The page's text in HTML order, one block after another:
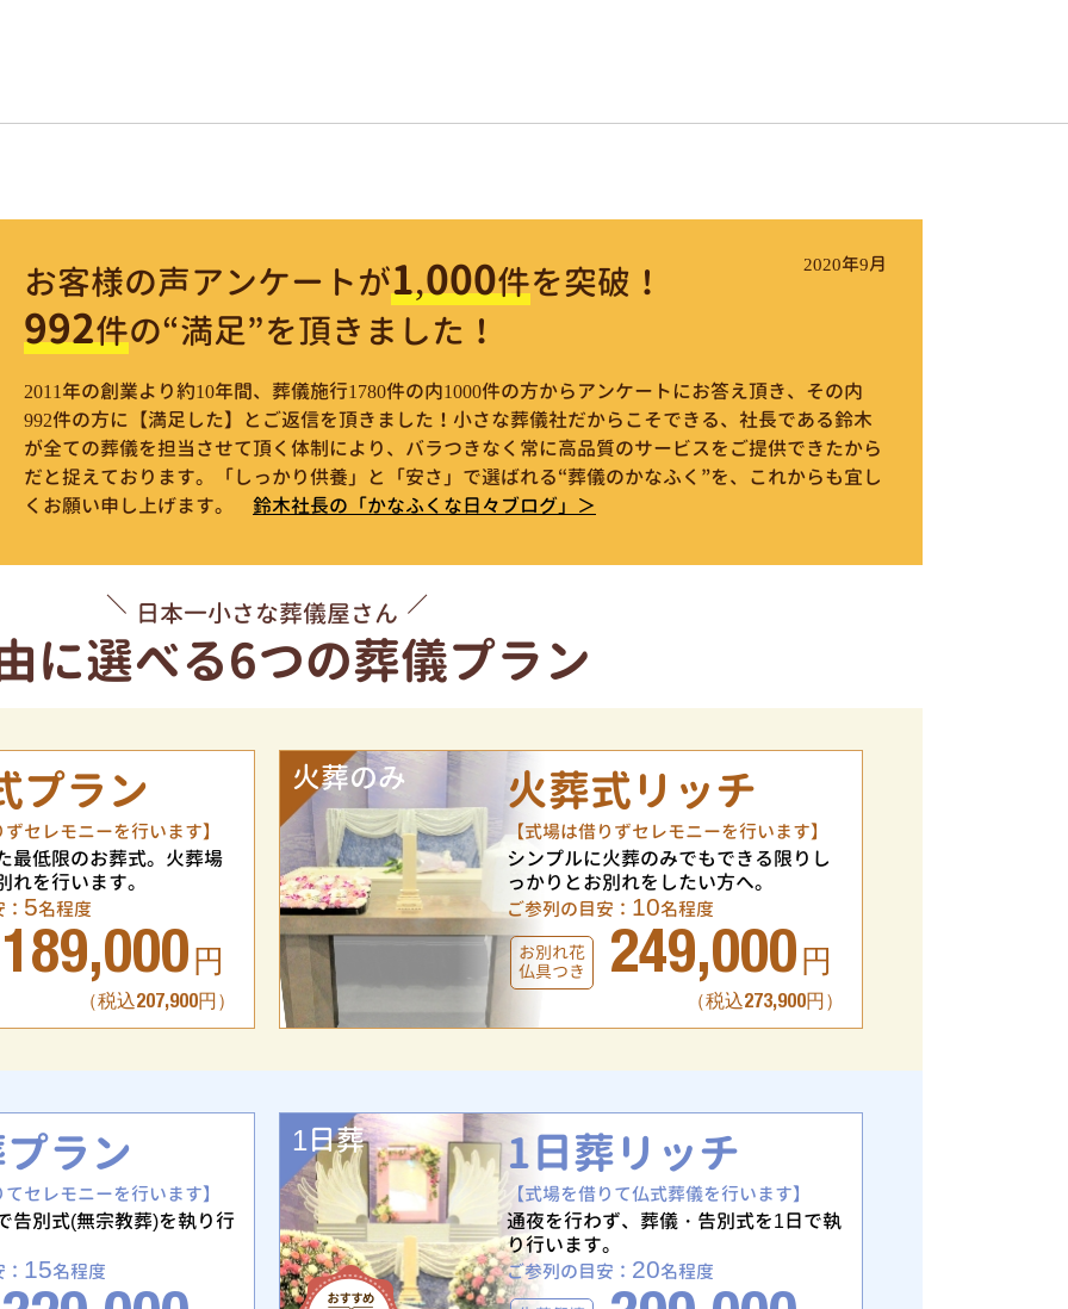
お客様の声アンケートが1,000件を突破！
992件の“満足”を頂きました！
2020年9月
2011年の創業より約10年間、葬儀施行1780件の内1000件の方からアンケートにお答え頂き、その内
992件の方に【満足した】とご返信を頂きました！小さな葬儀社だからこそできる、社長である鈴木
が全ての葬儀を担当させて頂く体制により、バラつきなく常に高品質のサービスをご提供できたから
だと捉えております。「しっかり供養」と「安さ」で選ばれる“葬儀のかなふく”を、これからも宜し
くお願い申し上げます。
鈴木社長の「かなふくな日々ブログ」＞
日本一小さな葬儀屋さん
に選べる6つの葬儀プラン
プラン
セレモニーを行います】
最低限のお葬式。火葬場
れを行います。
5名程度
189,000 円
（税込207,900円）
火葬のみ 火葬式リッチ
【式場は借りずセレモニーを行います】
シンプルに火葬のみでもできる限りし
っかりとお別れをしたい方へ。
ご参列の目安： 10名程度
お別れ花
仏具つき
249,000 円
（税込273,900円）
ラン
セレモニーを行います】
告別式(無宗教葬)を執り行
15名程度
1日葬 1日葬リッチ
【式場を借りて仏式葬儀を行います】
通夜を行わず、葬儀・告別式を1日で執
り行います。
ご参列の目安： 20名程度